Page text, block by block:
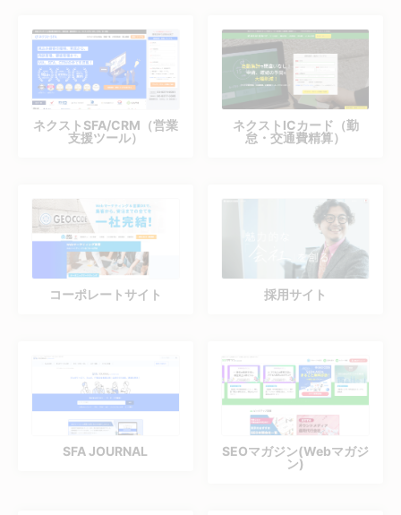
ネクストSFA/CRM（営業
支援ツール）
ネクストICカード（勤
怠・交通費精算）
コーポレートサイト 採用サイト
SFA JOURNAL
SEOマガジン(Webマガジ
ン)